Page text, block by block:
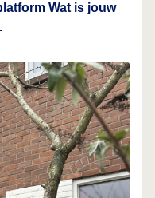
Wat is jouw
van inwoners